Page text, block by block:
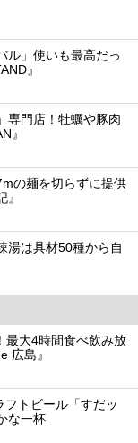
ル」使いも最高だっ
』
専門店！牡蠣や豚肉
』
の麺を切らずに提供
湯は具材50種から自
最大4時間食べ飲み放
広島』
フトビール「すだッ
な一杯